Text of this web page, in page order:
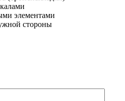
элементами
стороны